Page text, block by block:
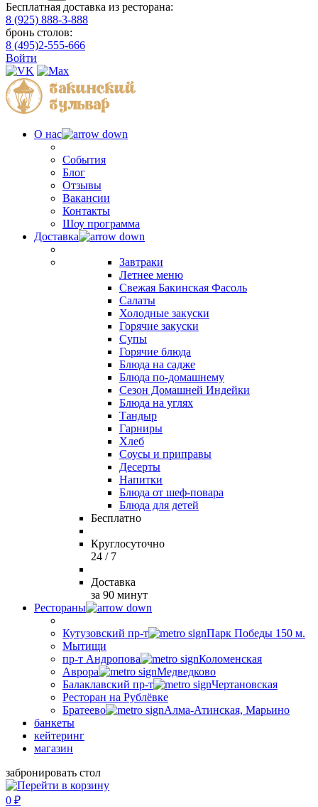
Бесплатная доставка из ресторана:
8 (925) 888-3-888
бронь столов:
8 (495)2-555-666
Войти
О нас
События
Блог
Отзывы
Вакансии
Контакты
Шоу программа
Доставка
Завтраки
Летнее меню
Свежая Бакинская Фасоль
Салаты
Холодные закуски
Горячие закуски
Супы
Горячие блюда
Блюда на садже
Блюда по-домашнему
Сезон Домашней Индейки
Блюда на углях
Тандыр
Гарниры
Хлеб
Соусы и приправы
Десерты
Напитки
Блюда от шеф-повара
Блюда для детей
Бесплатно
Круглосуточно
24 / 7
Доставка
за 90 минут
Рестораны
Кутузовский пр-т
Парк Победы 150 м.
Мытищи
пр-т Андропова
Коломенская
Аврора
Медведково
Балаклавский пр-т
Чертановская
Ресторан на Рублёвке
Братеево
Алма-Атинская, Марьино
банкеты
кейтеринг
магазин
забронировать стол
0 ₽